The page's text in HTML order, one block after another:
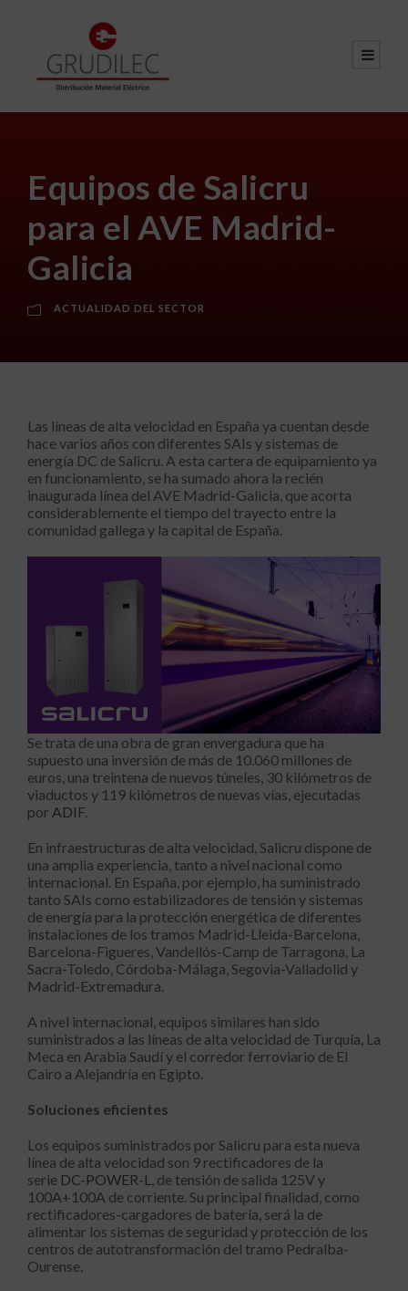
Equipos de Salicru
para el AVE Madrid-
Galicia
ACTUALIDAD DEL SECTOR
Las líneas de alta velocidad en España ya cuentan desde
hace varios años con diferentes SAIs y sistemas de
energía DC de Salicru. A esta cartera de equipamiento ya
en funcionamiento, se ha sumado ahora la recién
inaugurada línea del AVE Madrid-Galicia, que acorta
considerablemente el tiempo del trayecto entre la
comunidad gallega y la capital de España.
Se trata de una obra de gran envergadura que ha
supuesto una inversión de más de 10.060 millones de
euros, una treintena de nuevos túneles, 30 kilómetros de
viaductos y 119 kilómetros de nuevas vías, ejecutadas
por ADIF.
En infraestructuras de alta velocidad, Salicru dispone de
una amplia experiencia, tanto a nivel nacional como
internacional. En España, por ejemplo, ha suministrado
tanto SAIs como estabilizadores de tensión y sistemas
de energía para la protección energética de diferentes
instalaciones de los tramos Madrid-Lleida-Barcelona,
Barcelona-Figueres, Vandellós-Camp de Tarragona, La
Sacra-Toledo, Córdoba-Málaga, Segovia-Valladolid y
Madrid-Extremadura.
A nivel internacional, equipos similares han sido
suministrados a las líneas de alta velocidad de Turquía, La
Meca en Arabia Saudí y el corredor ferroviario de El
Cairo a Alejandría en Egipto.
Soluciones eficientes
Los equipos suministrados por Salicru para esta nueva
línea de alta velocidad son 9 rectificadores de la
serie DC-POWER-L , de tensión de salida 125V y
100A+100A de corriente. Su principal finalidad, como
rectificadores-cargadores de batería, será la de
alimentar los sistemas de seguridad y protección de los
centros de autotransformación del tramo Pedralba-
Ourense.